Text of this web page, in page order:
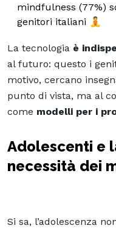
mindfulness (77%)
genitori italiani 🧘
La tecnologia è
al futuro: questo i
motivo, cercano
punto di vista, ma al
come modelli per i
Adolescenti e
necessità dei
Si sa, l’adolescenza